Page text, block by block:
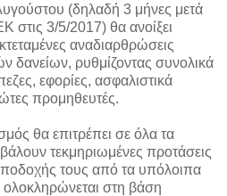
(δηλαδή 3 μήνες μετά
στις 3/5/2017) θα ανοίξει
αναδιαρθρώσεις
δανείων, ρυθμίζοντας συνολικά
εφορίες, ασφαλιστικά
προμηθευτές.
θα επιτρέπει σε όλα τα
τεκμηριωμένες προτάσεις
τους από τα υπόλοιπα
ολοκληρώνεται στη βάση